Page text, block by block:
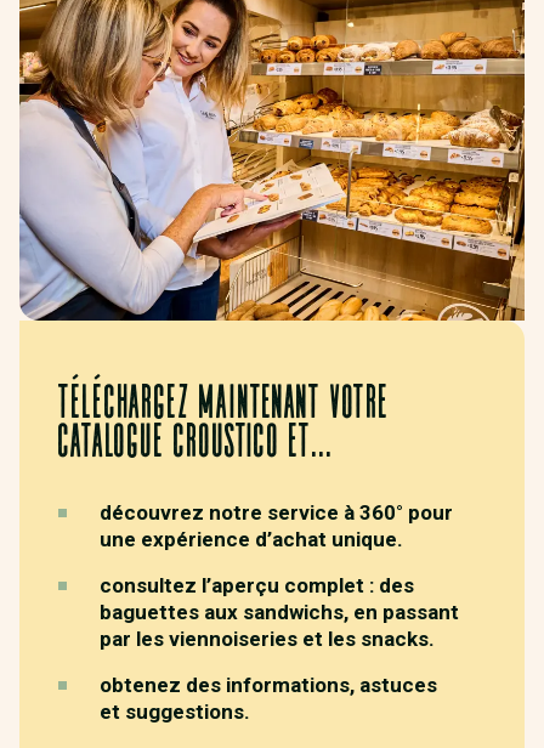
téléchargez maintenant votre
catalogue croustico et...
découvrez notre service à 360° pour
une expérience d’achat unique.
consultez l’aperçu complet : des
baguettes aux sandwichs, en passant
par les viennoiseries et les snacks.
obtenez des informations, astuces
et suggestions.